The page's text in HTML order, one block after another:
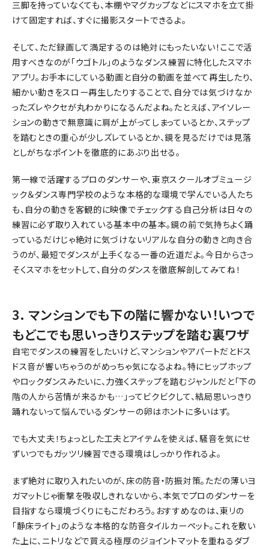
三脚を持っていなくても、本棚やマグカップなどにスマホを立て掛
けて固定すれば、すぐに撮影スタートできるよ。
そして、ただ録画して満足するのは絶対にもったいない！ここで活
用すべきなのが「ウゴトル」のようなダンス練習に特化したスマホ
アプリ。お手本にしている動画と自分の動画を並べて再生したり、
細かい動きをスロー再生したりすることで、自分では気づけなか
ったズレやクセが丸わかりになるんだよね。たとえば、アイソレー
ションの動きで無意識に肩が上がってしまっているとか、ステップ
を踏むときの重心が少しズレているとか、鏡を見るだけでは見落
としがちなポイントを徹底的にあぶり出せる。
第一線で活躍するプロのダンサーや、東京スクールオブミュージ
ック＆ダンス専門学校のような本格的な環境で学んでいる人たち
も、自分の動きを客観的に映像でチェックする自己分析は日々の
練習に必ず取り入れている基本中の基本。鏡の前で気持ちよく踊
っているだけじゃ絶対に気づけないリアルな自分の動きと向き合
うのが、最短でダンスが上手くなる一番の近道だよ。今日からさっ
そくスマホをセットして、自分のダンスを徹底解剖してみてね！
3. マンションでも下の階に響かない！いつで
もどこでも思いっきりステップを踏む裏ワザ
自宅でダンスの練習をしたいけど、マンションやアパートだとドス
ドス音が響いちゃうのがめっちゃ気になるよね。特にヒップホップ
やロックダンスみたいに、力強くステップを踏むジャンルだと「下の
階の人から苦情が来るかも…」ってビクビクして、結局思いっきり
踊れないって悩んでいるダンサーの卵はホントに多いはず。
でも大丈夫！ちょっとした工夫とアイテムを使えば、騒音を気にせ
ずいつでもガッツリ練習できる環境はしっかり作れるよ。
まず絶対に取り入れたいのが、床の防音・防振対策。ただの薄いヨ
ガマットじゃ衝撃を吸収しきれないから、本気でプロのダンサーを
目指すなら環境づくりにもこだわろう。おすすめなのは、東リの
「静床ライト」のような本格的な防音タイルカーペット。これを敷い
た上に、ニトリなどで買える極厚のジョイントマットを重ねるダブ